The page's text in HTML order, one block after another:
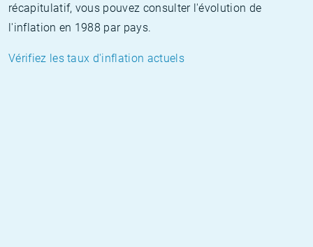
récapitulatif, vous pouvez consulter l'évolution de
l'inflation en 1988 par pays.
Vérifiez les taux d'inflation actuels